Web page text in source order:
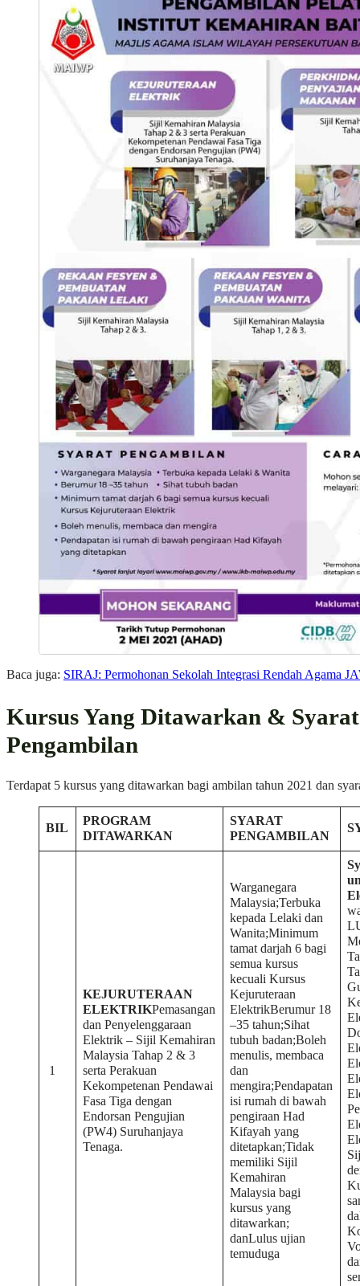
Baca juga: SIRAJ: Permohonan Sekolah Integrasi Rendah Agama
Kursus Yang Ditawarkan &
Pengambilan
Terdapat 5 kursus yang ditawarkan bagi ambilan tahun 2021 dan
BIL
PROGRAM
DITAWARKAN
SYARAT
PENGAMBILAN
1
KEJURUTERAAN
ELEKTRIKPemasangan
dan Penyelenggaraan
Elektrik – Sijil Kemahiran
Malaysia Tahap 2 & 3
serta Perakuan
Kekompetenan Pendawai
Fasa Tiga dengan
Endorsan Pengujian
(PW4) Suruhanjaya
Tenaga.
Warganegara
Malaysia;Terbuka
kepada Lelaki dan
Wanita;Minimum
tamat darjah 6 bagi
semua kursus
kecuali Kursus
Kejuruteraan
ElektrikBerumur 18
–35 tahun;Sihat
tubuh badan;Boleh
menulis, membaca
dan
mengira;Pendapatan
isi rumah di bawah
pengiraan Had
Kifayah yang
ditetapkan;Tidak
memiliki Sijil
Kemahiran
Malaysia bagi
kursus yang
ditawarkan;
danLulus ujian
temuduga